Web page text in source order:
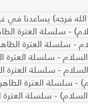
- سلسلة العترة
- سلسلة العترة
- سلسلة العترة
- سلسلة العترة
- سلسلة العترة
- سلسلة العترة